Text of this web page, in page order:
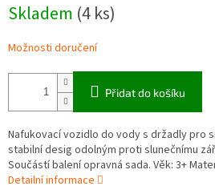
cena:
Skladem (4 ks)
Možnosti doručení
Přidat do košíku
Nafukovací vozidlo do vody s držadly pro
stabilní desig odolným proti slunečnímu
Součástí balení opravná sada. Věk: 3+
Detailní informace